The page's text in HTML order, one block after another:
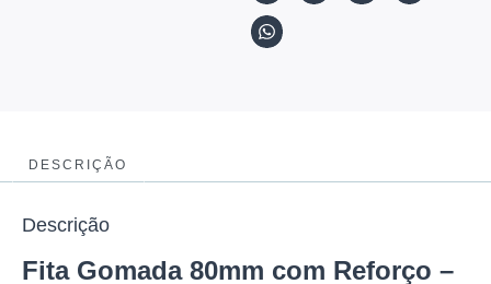
DESCRIÇÃO
Descrição
Fita Gomada 80mm com Reforço –